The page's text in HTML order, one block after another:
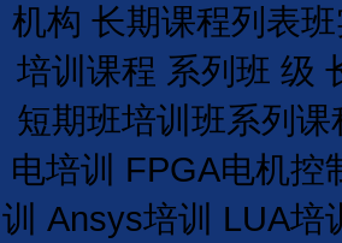
机构 长期课程列表班
培训课程 系列班 级
短期班培训 班系列课
电培训 FPGA电机控
训 Ansys培训 LUA培